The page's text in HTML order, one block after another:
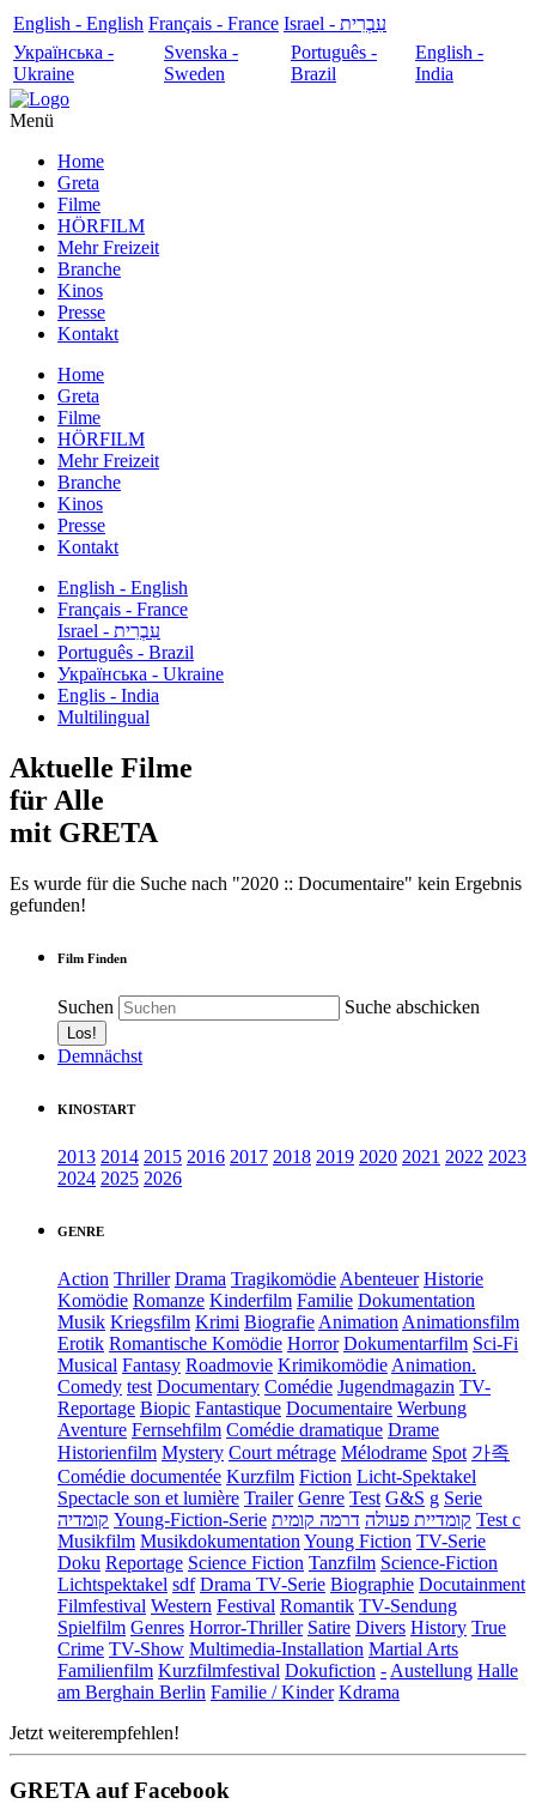
English - English Français - France
עִבְרִית - Israel
Українська -
Ukraine
Svenska -
Sweden
Português -
Brazil
English -
India
Menü
Home
Greta
Filme
HÖRFILM
Mehr Freizeit
Branche
Kinos
Presse
Kontakt
Home
Greta
Filme
HÖRFILM
Mehr Freizeit
Branche
Kinos
Presse
Kontakt
English - English
Français - France
עִבְרִית - Israel
Português - Brazil
Українська - Ukraine
Englis - India
Multilingual
Aktuelle Filme
für Alle
mit GRETA
Es wurde für die Suche nach "2020 :: Documentaire" kein Ergebnis
gefunden!
Film Finden
Suchen Suche abschicken
Demnächst
KINOSTART
2013 2014 2015 2016 2017 2018 2019 2020 2021 2022 2023
2024 2025 2026
GENRE
Action Thriller Drama Tragikomödie Abenteuer Historie
Komödie Romanze Kinderfilm Familie Dokumentation
Musik Kriegsfilm Krimi Biografie Animation Animationsfilm
Erotik Romantische Komödie Horror Dokumentarfilm Sci-Fi
Musical Fantasy Roadmovie Krimikomödie Animation.
Comedy test Documentary Comédie Jugendmagazin TV-
Reportage Biopic Fantastique Documentaire Werbung
Aventure Fernsehfilm Comédie dramatique Drame
Historienfilm Mystery Court métrage Mélodrame Spot 가족
Comédie documentée Kurzfilm Fiction Licht-Spektakel
Spectacle son et lumière Trailer Genre Test G&S g Serie
קומדיה Young-Fiction-Serie קומדיית פעולה דרמה קומית
Test c
Musikfilm Musikdokumentation Young Fiction TV-Serie
Doku Reportage Science Fiction Tanzfilm Science-Fiction
Lichtspektakel sdf Drama TV-Serie Biographie Docutainment
Filmfestival Western Festival Romantik TV-Sendung
Spielfilm Genres Horror-Thriller Satire Divers History True
Crime TV-Show Multimedia-Installation Martial Arts
Familienfilm Kurzfilmfestival Dokufiction - Austellung Halle
am Berghain Berlin Familie / Kinder Kdrama
Jetzt weiterempfehlen!
GRETA auf Facebook